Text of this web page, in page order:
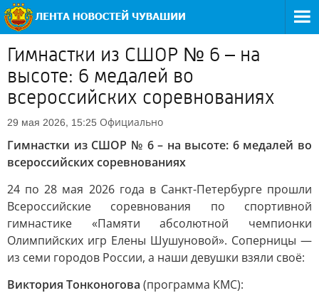
Гимнастки из СШОР № 6 – на
высоте: 6 медалей во
всероссийских соревнованиях
29 мая 2026, 15:25 Официально
Гимнастки из СШОР № 6 – на высоте: 6 медалей во
всероссийских соревнованиях
24 по 28 мая 2026 года в Санкт-Петербурге прошли
Всероссийские соревнования по спортивной
гимнастике «Памяти абсолютной чемпионки
Олимпийских игр Елены Шушуновой». Соперницы —
из семи городов России, а наши девушки взяли своё:
Виктория Тонконогова (программа КМС):